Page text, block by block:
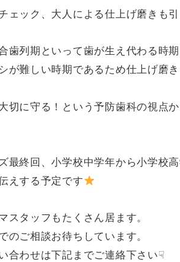
ェック、大人による仕上げ磨きも引
歯列期といって歯が生え代わる時期
が難しい時期であるため仕上げ磨き
切に守る！という予防歯科の視点
最終回、小学校中学年から小学校
えする予定です
スタッフもたくさん居ます。
のご相談お待ちしています。
合わせは下記までご連絡下さい☟